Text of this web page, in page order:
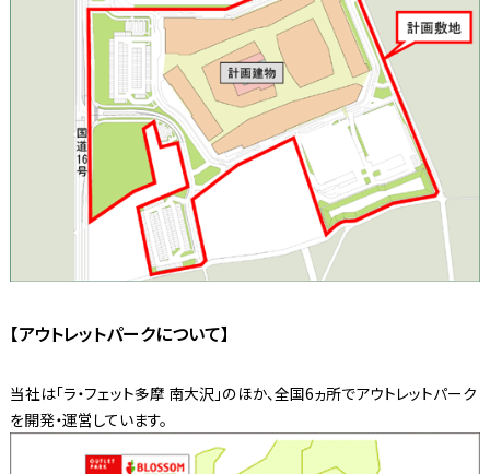
【アウトレットパークについて】
当社は「ラ・フェット多摩 南大沢」のほか、全国6ヵ所でアウトレットパーク
を開発・運営しています。